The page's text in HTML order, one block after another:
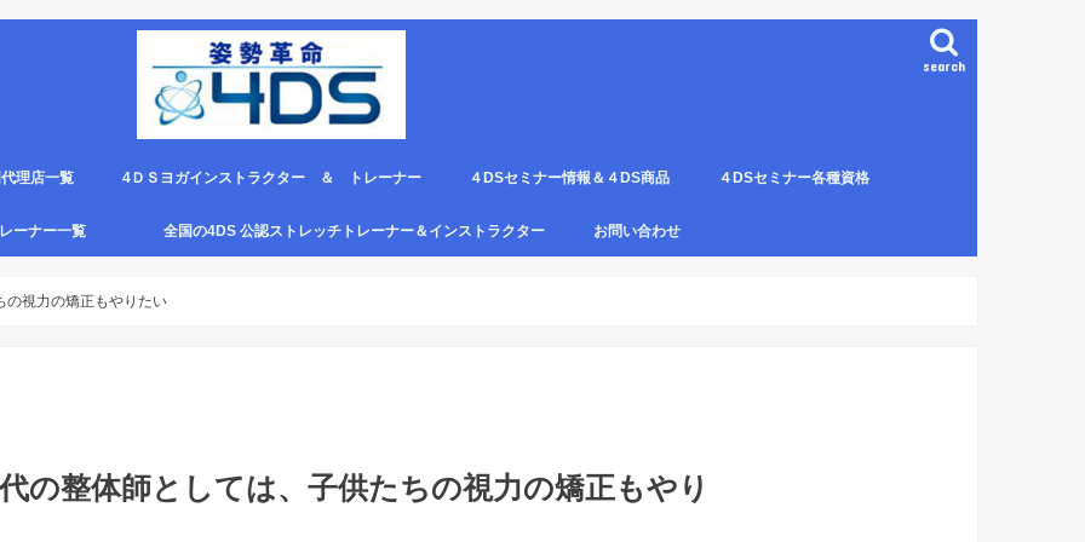
search
理店一覧
ピロー代理店 クリエピロー説明＆使い方動画
クリエピロー Q＆A
クリエピロー販売店になる方法は？
＆手首足首ベルト
代理店一覧
4ＤＳヨガインストラクター ＆ トレーナー ４DSセミナー情報＆４DS商品
4ds商品
４DSのテンプレート（S字カーブ定
４ＤＳの各部門の説明
4DS セミナー受講料について
セミナー受講のルールとキャンセルに
４DSセミナー各種資格
レーナー一覧 全国の4DS 公認ストレッチトレーナー＆インストラクター お問い合わせ
の視力の矯正もやりたい
の整体師としては、子供たちの視力の矯正もやり